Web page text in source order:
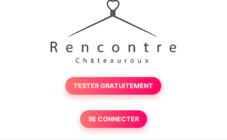
TESTER GRATUITEMENT
SE CONNECTER